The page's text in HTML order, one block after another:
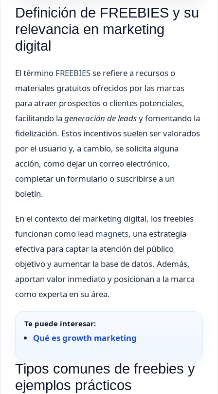
Definición de FREEBIES y su
relevancia en marketing
digital
El término FREEBIESse refiere a recursos o
materiales gratuitos ofrecidos por las marcas
para atraer prospectos o clientes potenciales,
facilitando la generación de leadsy fomentando la
fidelización. Estos incentivos suelen ser valorados
por el usuario y, a cambio, se solicita alguna
acción, como dejar un correo electrónico,
completar un formulario o suscribirse a un
boletín.
En el contexto del marketing digital, los freebies
funcionan como lead magnets, una estrategia
efectiva para captar la atención del público
objetivo y aumentar la base de datos. Además,
aportan valor inmediato y posicionan a la marca
como experta en su área.
Te puede interesar:
Qué es growth marketing
Tipos comunes de freebies y
ejemplos prácticos